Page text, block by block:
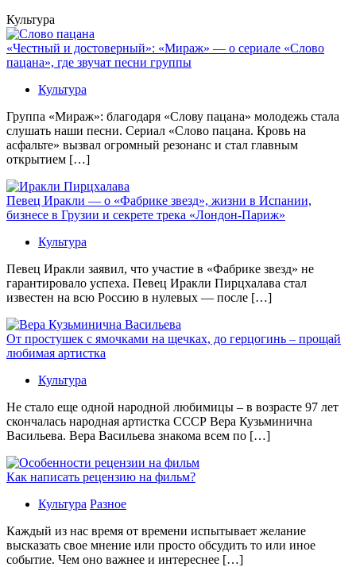
Культура
«Честный и достоверный»: «Мираж» — о сериале «Слово
пацана», где звучат песни группы
Культура
Группа «Мираж»: благодаря «Слову пацана» молодежь стала
слушать наши песни. Сериал «Слово пацана. Кровь на
асфальте» вызвал огромный резонанс и стал главным
открытием […]
Певец Иракли — о «Фабрике звезд», жизни в Испании,
бизнесе в Грузии и секрете трека «Лондон-Париж»
Культура
Певец Иракли заявил, что участие в «Фабрике звезд» не
гарантировало успеха. Певец Иракли Пирцхалава стал
известен на всю Россию в нулевых — после […]
От простушек с ямочками на щечках, до герцогинь – прощай
любимая артистка
Культура
Не стало еще одной народной любимицы – в возрасте 97 лет
скончалась народная артистка СССР Вера Кузьминична
Васильева. Вера Васильева знакома всем по […]
Как написать рецензию на фильм?
Культура Разное
Каждый из нас время от времени испытывает желание
высказать свое мнение или просто обсудить то или иное
событие. Чем оно важнее и интереснее […]